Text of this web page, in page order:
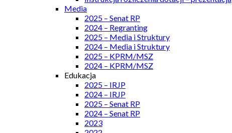
Media
2025 – Senat RP
2024 – Regranting
2025 – Media i Struktury
2024 – Media i Struktury
2025 – KPRM/MSZ
2024 – KPRM/MSZ
Edukacja
2025 – IRJP
2024 – IRJP
2025 – Senat RP
2024 – Senat RP
2023